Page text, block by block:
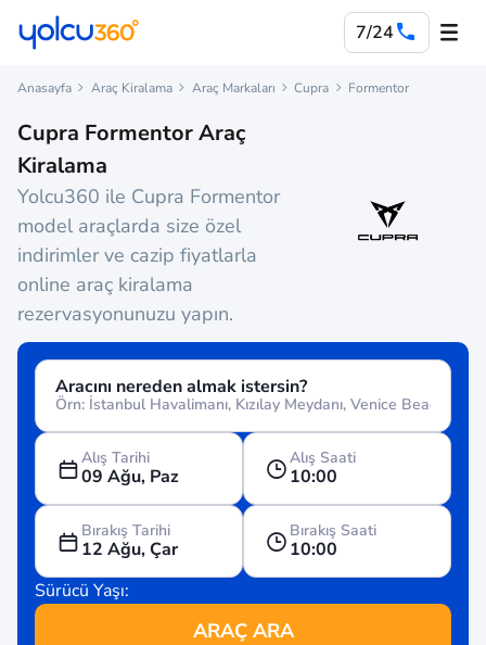
7/24
Anasayfa Araç Kiralama Araç Markaları Cupra Formentor
Cupra Formentor Araç
Kiralama
Yolcu360 ile Cupra Formentor
model araçlarda size özel
indirimler ve cazip fiyatlarla
online araç kiralama
rezervasyonunuzu yapın.
Aracını nereden almak istersin?
Alış Tarihi
09 Ağu, Paz
Alış Saati
10:00
Bırakış Tarihi
12 Ağu, Çar
Bırakış Saati
10:00
Sürücü Yaşı:
ARAÇ ARA